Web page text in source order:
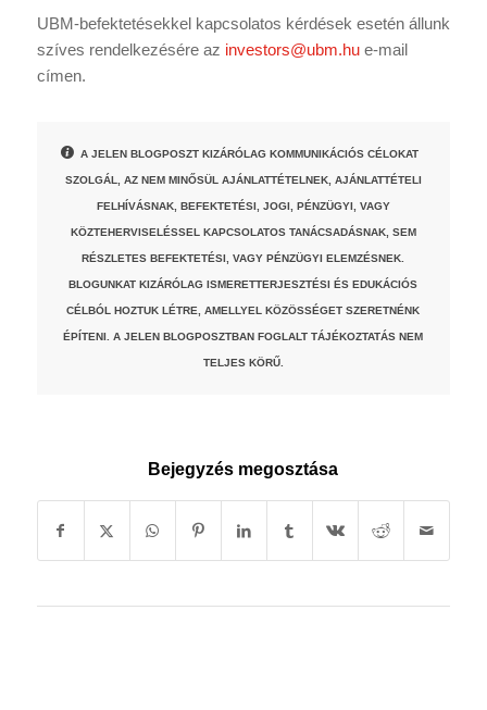
UBM-befektetésekkel kapcsolatos kérdések esetén állunk
szíves rendelkezésére az investors@ubm.hue-mail
címen.
A JELEN BLOGPOSZT KIZÁRÓLAG KOMMUNIKÁCIÓS CÉLOKAT
SZOLGÁL, AZ NEM MINŐSÜL AJÁNLATTÉTELNEK, AJÁNLATTÉTELI
FELHÍVÁSNAK, BEFEKTETÉSI, JOGI, PÉNZÜGYI, VAGY
KÖZTEHERVISELÉSSEL KAPCSOLATOS TANÁCSADÁSNAK, SEM
RÉSZLETES BEFEKTETÉSI, VAGY PÉNZÜGYI ELEMZÉSNEK.
BLOGUNKAT KIZÁRÓLAG ISMERETTERJESZTÉSI ÉS EDUKÁCIÓS
CÉLBÓL HOZTUK LÉTRE, AMELLYEL KÖZÖSSÉGET SZERETNÉNK
ÉPÍTENI. A JELEN BLOGPOSZTBAN FOGLALT TÁJÉKOZTATÁS NEM
TELJES KÖRŰ.
Bejegyzés megosztása